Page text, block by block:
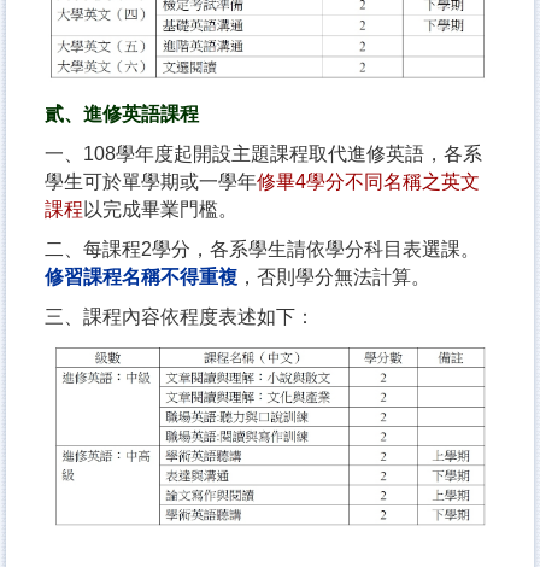
貳、進修英語課程
一、108學年度起開設主題課程取代進修英語，各系
學生可於單學期或一學年修畢4學分不同名稱之英文
課程 以完成畢業門檻。
二、每課程2學分，各系學生請依學分科目表選課。
修習課程名稱不得重複 ，否則學分無法計算。
三、課程內容依程度表述如下：